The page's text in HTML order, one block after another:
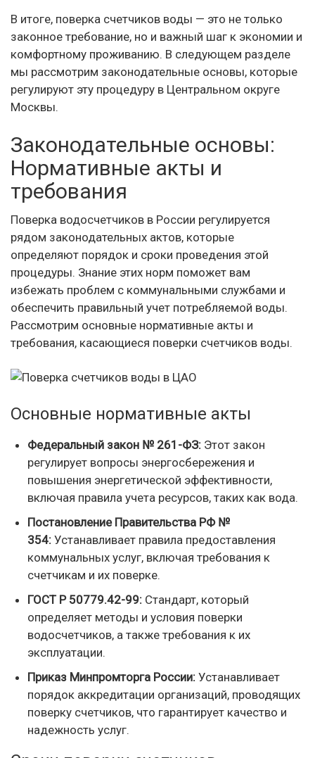
В итоге, поверка счетчиков воды — это не только
законное требование, но и важный шаг к экономии и
комфортному проживанию. В следующем разделе
мы рассмотрим законодательные основы, которые
регулируют эту процедуру в Центральном округе
Москвы.
Законодательные основы:
Нормативные акты и
требования
Поверка водосчетчиков в России регулируется
рядом законодательных актов, которые
определяют порядок и сроки проведения этой
процедуры. Знание этих норм поможет вам
избежать проблем с коммунальными службами и
обеспечить правильный учет потребляемой воды.
Рассмотрим основные нормативные акты и
требования, касающиеся поверки счетчиков воды.
Основные нормативные акты
Федеральный закон № 261-ФЗ: Этот закон
регулирует вопросы энергосбережения и
повышения энергетической эффективности,
включая правила учета ресурсов, таких как вода.
Постановление Правительства РФ №
354: Устанавливает правила предоставления
коммунальных услуг, включая требования к
счетчикам и их поверке.
ГОСТ Р 50779.42-99: Стандарт, который
определяет методы и условия поверки
водосчетчиков, а также требования к их
эксплуатации.
Приказ Минпромторга России: Устанавливает
порядок аккредитации организаций, проводящих
поверку счетчиков, что гарантирует качество и
надежность услуг.